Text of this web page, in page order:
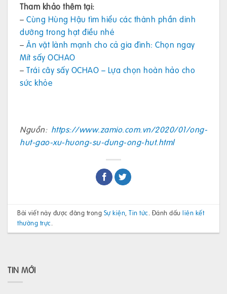
Tham khảo thêm tại:
– Cùng Hùng Hậu tìm hiểu các thành phần dinh
dưỡng trong hạt điều nhé
– Ăn vặt lành mạnh cho cả gia đình: Chọn ngay
Mít sấy OCHAO
– Trái cây sấy OCHAO – Lựa chọn hoàn hảo cho
sức khỏe
Nguồn: https://www.zamio.com.vn/2020/01/ong-
hut-gao-xu-huong-su-dung-ong-hut.html
Bài viết này được đăng trong Sự kiện,Tin tức. Đánh dấuliên kết
thường trực.
TIN MỚI